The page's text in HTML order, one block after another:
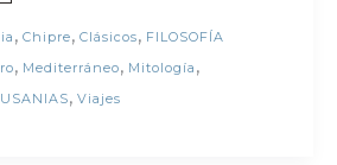
, Chipre, Clásicos, FILOSOFÍA
, Mediterráneo, Mitología ,
, Viajes